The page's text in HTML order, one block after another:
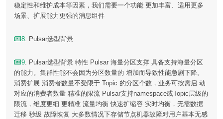
稳定性和维护成本等因素，我们需要一个功能 更加丰富、适用更多
场景、扩展能力更强的消息组件
8. Pulsar选型背景
9. Pulsar选型背景 特性 Pulsar 海量分区支撑 具备支持海量分区
的能力。集群性能不会因为分区数量的 增加而导致性能急剧下降。
消费扩展 消费者数量不受限于 Topic 的分区个数，业务可按需启 动
对应的消费者数量 精准的限流 Pulsar支持namespace或Topic层级的
限流，维度更细 更精准 流量均衡 快速扩缩容 实时均衡，无需数据
迁移 秒级 故障恢复 大多数情况下存储节点机器故障对用户基本无感